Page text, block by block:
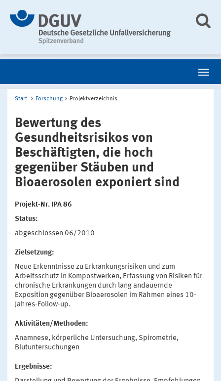
Start Forschung Projektverzeichnis
Bewertung des
Gesundheitsrisikos von
Beschäftigten, die hoch
gegenüber Stäuben und
Bioaerosolen exponiert sind
Projekt-Nr. IPA 86
Status:
abgeschlossen 06/2010
Zielsetzung:
Neue Erkenntnisse zu Erkrankungsrisiken und zum
Arbeitsschutz in Kompostwerken, Erfassung von Risiken für
chronische Erkrankungen durch lang andauernde
Exposition gegenüber Bioaerosolen im Rahmen eines 10-
Jahres-Follow-up.
Aktivitäten/Methoden:
Anamnese, körperliche Untersuchung, Spirometrie,
Blutuntersuchungen
Ergebnisse: